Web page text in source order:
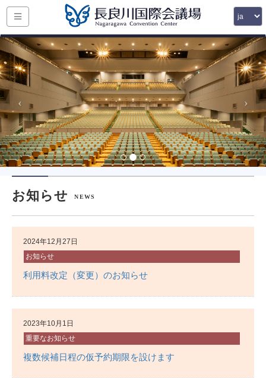
お知らせ NEWS
2024年12月27日
お知らせ
利用料改定（変更）のお知らせ
2023年10月1日
重要なお知らせ
複数候補日程の仮予約期限を設けます